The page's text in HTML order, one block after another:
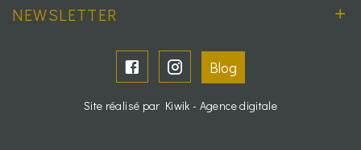
NEWSLETTER
Blog
Site réalisé par Kiwik - Agence digitale